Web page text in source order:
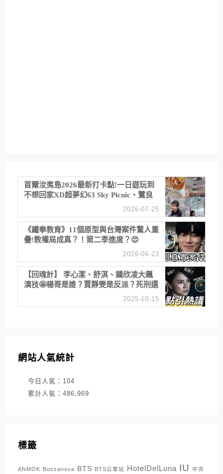
首爾汝夷島2026最新打卡點!一日遊玩到
不想回家XD超夢幻63 Sky Picnic、鷺良
津帝王蟹大餐、《淚之女王》拍攝地、漢
江公園免費玩水
2026-07-25
《鐵拳教育》11個原型與台灣案件驚人重
疊!教權局成真？！第二季進度？😍
2026-06-23
【回魂計】 李心潔、舒淇、鍾欣凌大飆
演技🤩楊哥是誰？賈靜雯是反派？死刑還
2025-10-15
網站人氣統計
今日人氣： 104
累計人氣： 486,969
標籤
ANMOK Bossanova BTS BTS公車站 HotelDelLuna IU
中央